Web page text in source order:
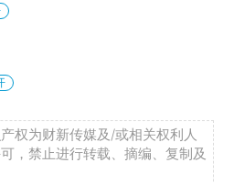
权为财新传媒及/或相关权利人
，禁止进行转载、摘编、复制及